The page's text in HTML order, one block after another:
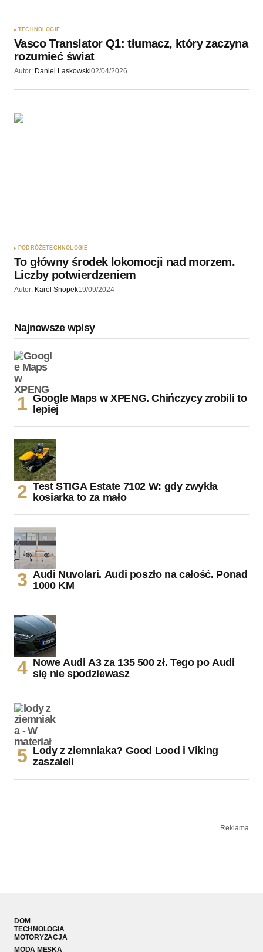
TECHNOLOGIE
Vasco Translator Q1: tłumacz, który zaczyna
rozumieć świat
Autor: Daniel Laskowski02/04/2026
PODRÓŻETECHNOLOGIE
To główny środek lokomocji nad morzem.
Liczby potwierdzeniem
Autor: Karol Snopek19/09/2024
Najnowsze wpisy
Google Maps w XPENG. Chińczycy zrobili to
lepiej
Test STIGA Estate 7102 W: gdy zwykła
kosiarka to za mało
Audi Nuvolari. Audi poszło na całość. Ponad
1000 KM
Nowe Audi A3 za 135 500 zł. Tego po Audi
się nie spodziewasz
Lody z ziemniaka? Good Lood i Viking
zaszaleli
Reklama
DOM
TECHNOLOGIA
MOTORYZACJA
MODA MĘSKA